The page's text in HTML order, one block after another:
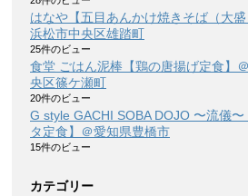
はなや【五目あんかけ焼きそば（大
浜松市中央区雄踏町
25件のビュー
食堂 ごはん泥棒【鶏の唐揚げ定食】
央区篠ケ瀬町
20件のビュー
G style GACHI SOBA DOJO 〜流儀〜
タ定食】＠愛知県豊橋市
15件のビュー
カテゴリー